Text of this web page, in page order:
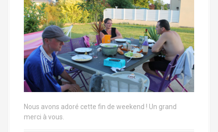
Nous avons adoré cette fin de weekend ! Un grand
merci à vous.